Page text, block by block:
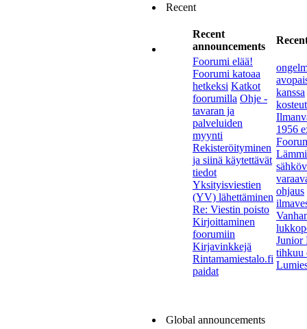
Recent
Recent
announcements
Foorumi elää!
Foorumi katoaa
hetkeksi Katkot
foorumilla Ohje -
tavaran ja
palveluiden
myynti
Rekisteröityminen
ja siinä käytettävät
tiedot
Yksityisviestien
(YV) lähettäminen
Re: Viestin poisto
Kirjoittaminen
foorumiin
Kirjavinkkejä
Rintamamiestalo.fi
paidat
kanssa
1956
ohjaus
Junior
tihkuu
Global announcements